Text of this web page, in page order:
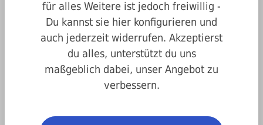
Metrisches ISO-Gewinde (M):
für alles Weitere ist jedoch freiwillig -
Du kannst sie hier konfigurieren und
auch jederzeit widerrufen. Akzeptierst
du alles, unterstützt du uns
maßgeblich dabei, unser Angebot zu
verbessern.